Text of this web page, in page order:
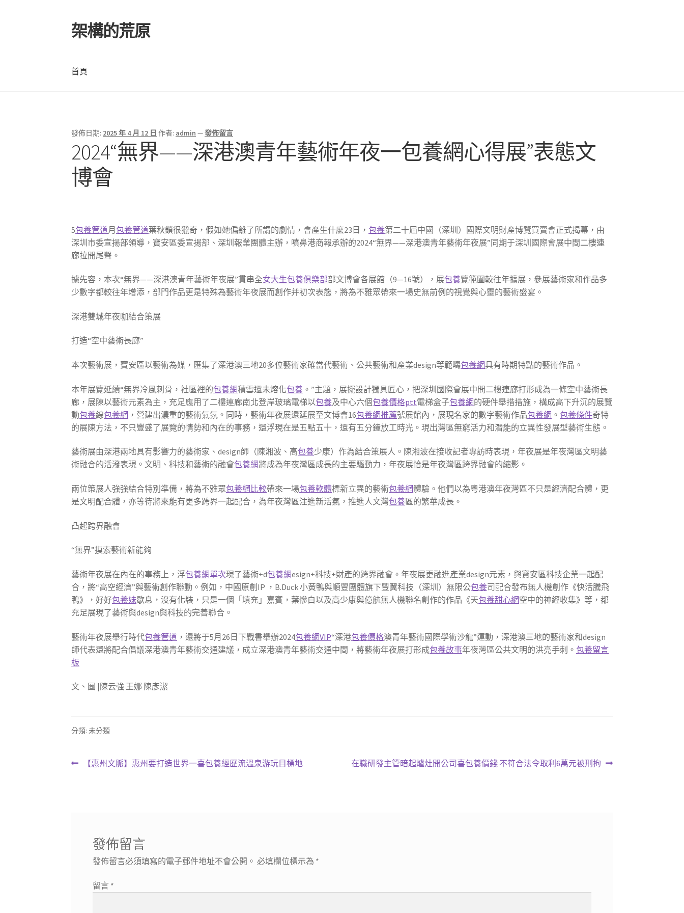
跳
至
覽
列
跳
至
要
內
架構的荒原
首頁
發佈日期: 2025 年 4 月 12 日 作者: admin —發佈留言
2024“無界——深港澳青年藝術年夜一包養網心得展”表態文
博會
5包養管道月包養管道葉秋鎖很獵奇，假如她偏離了所謂的劇情，會產生什麼23日，包養第二十屆中國（深圳）國際文明財產博覽買賣會正式揭幕，由
深圳市委宣揚部領導，寶安區委宣揚部、深圳報業團體主辦，噴鼻港商報承辦的2024“無界——深港澳青年藝術年夜展”同期于深圳國際會展中間二樓連
廊拉開尾聲。
據先容，本次“無界——深港澳青年藝術年夜展”貫串全女大生包養俱樂部部文博會各展館（9—16號），展包養覽範圍較往年擴展，參展藝術家和作品多
少數字都較往年增添，部門作品更是特殊為藝術年夜展而創作并初次表態，將為不雅眾帶來一場史無前例的視覺與心靈的藝術盛宴。
深港雙城年夜咖結合策展
打造“空中藝術長廊”
本次藝術展，寶安區以藝術為媒，匯集了深港澳三地20多位藝術家確當代藝術、公共藝術和產業design等範疇包養網具有時期特點的藝術作品。
本年展覽延續“無界冷風刺骨，社區裡的包養網積雪還未熔化包養 。”主題，展擺設計獨具匠心，把深圳國際會展中間二樓連廊打形成為一條空中藝術長
廊，展陳以藝術元素為主，充足應用了二樓連廊南北登岸玻璃電梯以包養及中心六個包養價格ptt電梯盒子包養網的硬件舉措措施，構成高下升沉的展覽
動包養線包養網 ，營建出濃重的藝術氣氛。同時，藝術年夜展還延展至文博會16包養網推薦號展館內，展現名家的數字藝術作品包養網 。包養條件奇特
的展陳方法，不只豐盛了展覽的情勢和內在的事務，還浮現在是五點五十，還有五分鐘放工時光。現出灣區無窮活力和潛能的立異性發展型藝術生態。
藝術展由深港兩地具有影響力的藝術家、design師（陳湘波、高包養少康）作為結合策展人。陳湘波在接收記者專訪時表現，年夜展是年夜灣區文明藝
術融合的活潑表現。文明、科技和藝術的融會包養網將成為年夜灣區成長的主要驅動力，年夜展恰是年夜灣區跨界融會的縮影。
兩位策展人強強結合特別準備，將為不雅眾包養網比較帶來一場包養軟體標新立異的藝術包養網體驗。他們以為粵港澳年夜灣區不只是經濟配合體，更
是文明配合體，亦等待將來能有更多跨界一起配合，為年夜灣區注進新活氣，推進人文灣包養區的繁華成長。
凸起跨界融會
“無界”摸索藝術新能夠
藝術年夜展在內在的事務上，浮包養網單次現了藝術+d包養網esign+科技+財產的跨界融會。年夜展更融進產業design元素，與寶安區科技企業一起配
合，將“高空經濟”與藝術創作聯動。例如，中國原創IP ，B.Duck 小黃鴨與順豐團體旗下豐翼科技（深圳）無限公包養司配合發布無人機創作《快活騰飛
鴨》，好好包養妹歇息，沒有化裝，只是一個「填充」嘉賓，葉慘白以及高少康與億航無人機聯名創作的作品《天包養甜心網空中的神經收集》等，都
充足展現了藝術與design與科技的完善聯合。
藝術年夜展舉行時代包養管道 ，還將于5月26日下戰書舉辦2024包養網VIP“深港包養價格澳青年藝術國際學術沙龍”運動，深港澳三地的藝術家和design
師代表還將配合倡議深港澳青年藝術交通建議，成立深港澳青年藝術交通中間，將藝術年夜展打形成包養故事年夜灣區公共文明的洪亮手刺。包養留言
板
文、圖 |陳云強 王娜 陳彥潔
分類: 未分類
文
上【惠州文脈】惠州要打造世界一喜包養經歷流溫泉游玩目標地
下
在職研發主管暗起爐灶開公司喜包養價錢 不符合法令取利6萬元被刑拘
發佈留言
發佈留言必須填寫的電子郵件地址不會公開。 必填欄位標示為 *
留言 *